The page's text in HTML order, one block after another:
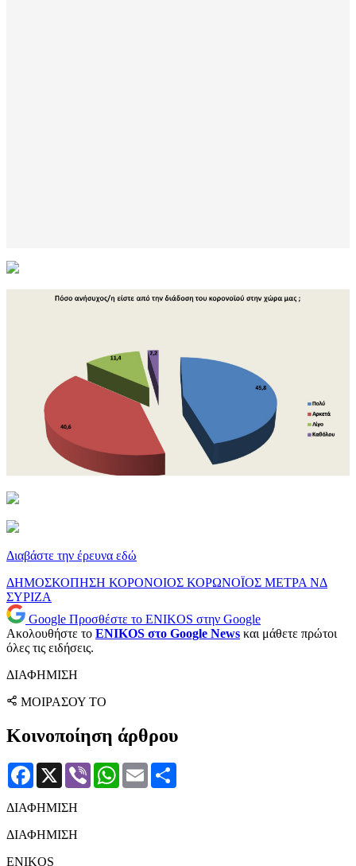
Διαβάστε την έρευνα εδώ
ΔΗΜΟΣΚΟΠΗΣΗ ΚΟΡΟΝΟΙΟΣ ΚΟΡΩΝΟΪΟΣ ΜΕΤΡΑΝΔ
ΣΥΡΙΖΑ
Google Προσθέστε το ENIKOS στην Google
Ακολουθήστε το ENIKOS στο Google News και μάθετε πρώτοι
όλες τις ειδήσεις.
ΔΙΑΦΗΜΙΣΗ
ΜΟΙΡΑΣΟΥ ΤΟ
Κοινοποίηση άρθρου
Facebook
X Viber WhatsApp
Email
ΔΙΑΦΗΜΙΣΗ
ΔΙΑΦΗΜΙΣΗ
ENIKOS